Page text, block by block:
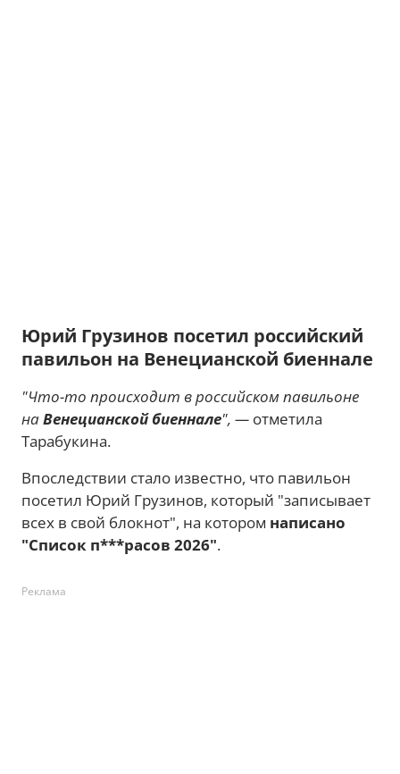
Юрий Грузинов посетил российский
павильон на Венецианской биеннале
"Что-то происходит в российском павильоне
наВенецианской биеннале", — отметила
Тарабукина.
Впоследствии стало известно, что павильон
посетил Юрий Грузинов, который "записывает
всех в свой блокнот", на котором написано
"Список п***расов 2026".
Реклама